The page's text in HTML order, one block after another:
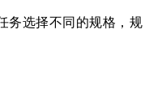
务选择不同的规格，规